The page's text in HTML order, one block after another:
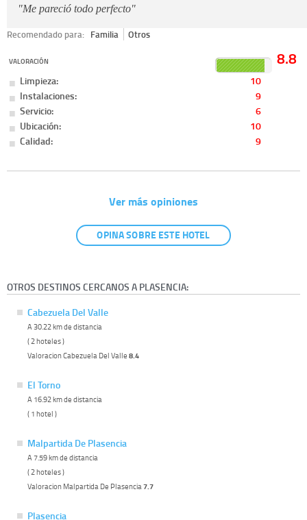
"Me pareció todo perfecto"
Recomendado para: Familia Otros
VALORACIÓN 8.8
Limpieza:
10
Instalaciones:
9
Servicio:
6
Ubicación:
10
Calidad:
9
Ver más opiniones
OPINA SOBRE ESTE HOTEL
OTROS DESTINOS CERCANOS A PLASENCIA:
Cabezuela Del Valle
A 30.22 km de distancia
( 2 hoteles )
Valoracion Cabezuela Del Valle 8.4
El Torno
A 16.92 km de distancia
( 1 hotel )
Malpartida De Plasencia
A 7.59 km de distancia
( 2 hoteles )
Valoracion Malpartida De Plasencia7.7
Plasencia